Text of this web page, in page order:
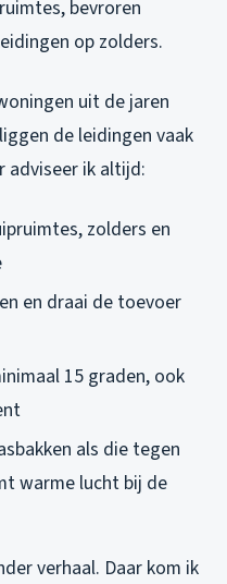
bevroren
op zolders.
uit de jaren
de leidingen vaak
adviseer ik altijd:
zolders en
en draai de toevoer
15 graden, ook
als die tegen
warme lucht bij de
verhaal. Daar kom ik